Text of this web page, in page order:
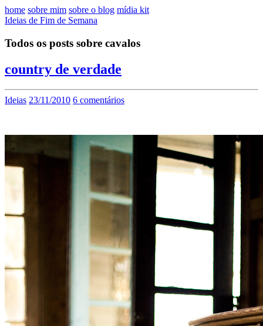
home sobre mim sobre o blog mídia kit
Ideias de Fim de Semana
Todos os posts sobre cavalos
country de verdade
Ideias 23/11/2010 6 comentários